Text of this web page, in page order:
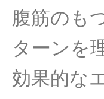
腹筋のも
ターンを
効果的な